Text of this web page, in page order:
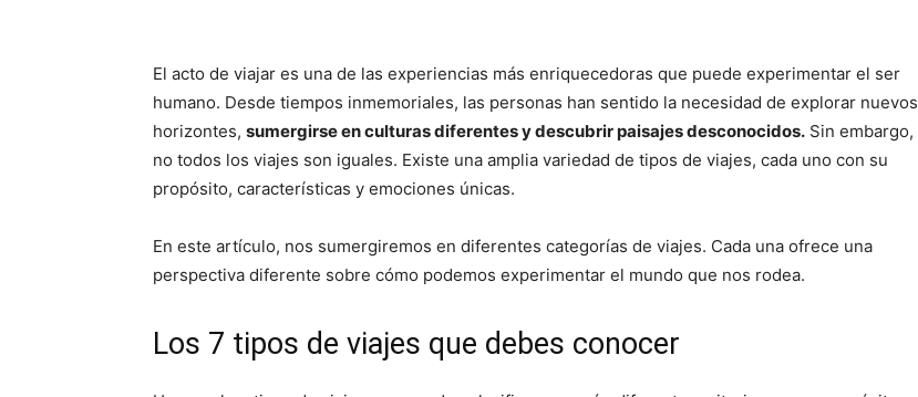
El acto de viajar es una de las experiencias más enriquecedoras que puede experimentar el ser
humano. Desde tiempos inmemoriales, las personas han sentido la necesidad de explorar nuevos
horizontes, sumergirse en culturas diferentes y descubrir paisajes desconocidos. Sin embargo,
no todos los viajes son iguales. Existe una amplia variedad de tipos de viajes, cada uno con su
propósito, características y emociones únicas.
En este artículo, nos sumergiremos en diferentes categorías de viajes. Cada una ofrece una
perspectiva diferente sobre cómo podemos experimentar el mundo que nos rodea.
Los 7 tipos de viajes que debes conocer